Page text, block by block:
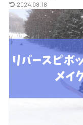
2024.08.18